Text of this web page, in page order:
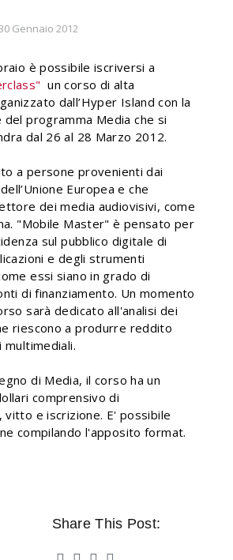
Gennaio 2012
è possibile iscriversi a
un corso di alta
dall’Hyper Island con la
del programma Media che si
dal 26 al 28 Marzo 2012.
a persone provenienti dai
Europea e che
dei media audiovisivi, come
"Mobile Master" è pensato per
sul pubblico digitale di
e degli strumenti
essi siano in grado di
di finanziamento. Un momento
sarà dedicato all'analisi dei
riescono a produrre reddito
di Media, il corso ha un
comprensivo di
vitto e iscrizione. E' possibile
compilando l'apposito format.
Share This Post: